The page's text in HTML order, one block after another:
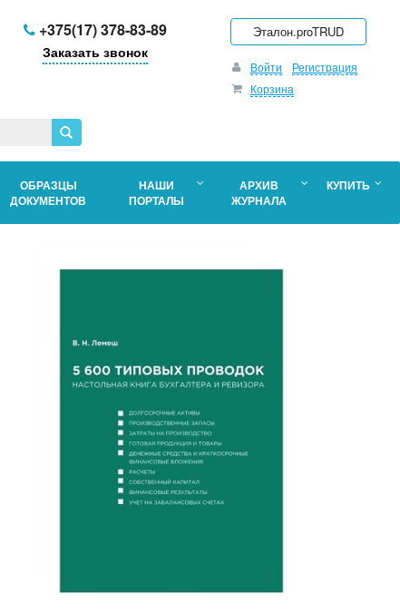
+375(17) 378-83-89
Заказать звонок
Эталон.proTRUD
Войти
Регистрация
Корзина
ОБРАЗЦЫ
ДОКУМЕНТОВ
НАШИ
ПОРТАЛЫ
АРХИВ
ЖУРНАЛА
КУПИТЬ